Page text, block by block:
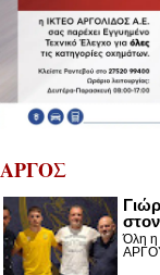
ΑΡΓΟΣ
Όλη η